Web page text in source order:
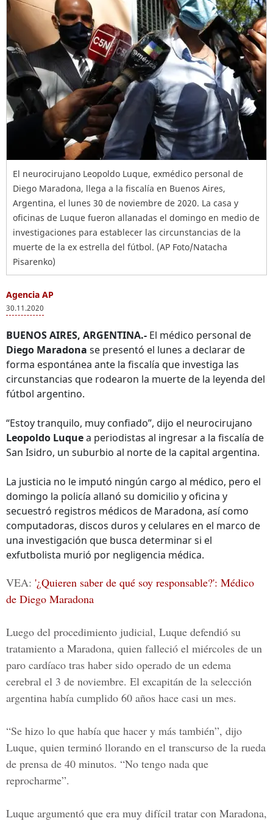
El neurocirujano Leopoldo Luque, exmédico personal de
Diego Maradona, llega a la fiscalía en Buenos Aires,
Argentina, el lunes 30 de noviembre de 2020. La casa y
oficinas de Luque fueron allanadas el domingo en medio de
investigaciones para establecer las circunstancias de la
muerte de la ex estrella del fútbol. (AP Foto/Natacha
Pisarenko)
Agencia AP
30.11.2020
BUENOS AIRES, ARGENTINA.- El médico personal de
Diego Maradona se presentó el lunes a declarar de
forma espontánea ante la fiscalía que investiga las
circunstancias que rodearon la muerte de la leyenda del
fútbol argentino.
“Estoy tranquilo, muy confiado”, dijo el neurocirujano
Leopoldo Luquea periodistas al ingresar a la fiscalía de
San Isidro, un suburbio al norte de la capital argentina.
La justicia no le imputó ningún cargo al médico, pero el
domingo la policía allanó su domicilio y oficina y
secuestró registros médicos de Maradona, así como
computadoras, discos duros y celulares en el marco de
una investigación que busca determinar si el
exfutbolista murió por negligencia médica.
VEA: '¿Quieren saber de qué soy responsable?': Médico
de Diego Maradona
Luego del procedimiento judicial, Luque defendió su
tratamiento a Maradona, quien falleció el miércoles de un
paro cardíaco tras haber sido operado de un edema
cerebral el 3 de noviembre. El excapitán de la selección
argentina había cumplido 60 años hace casi un mes.
“Se hizo lo que había que hacer y más también”, dijo
Luque, quien terminó llorando en el transcurso de la rueda
de prensa de 40 minutos. “No tengo nada que
reprocharme”.
Luque argumentó que era muy difícil tratar con Maradona,